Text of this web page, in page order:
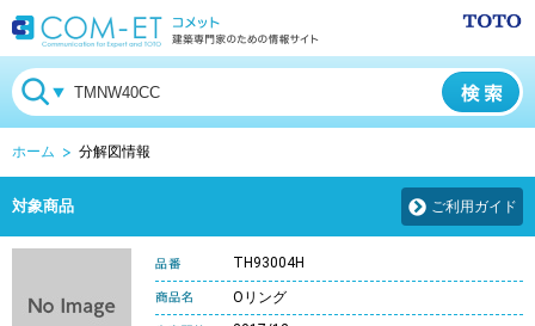
ホーム 分解図情報
対象商品 ご利用ガイド
TH93004H
Oリング